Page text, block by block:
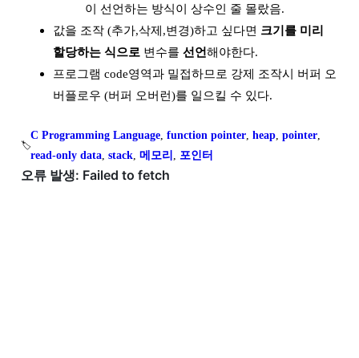
이 선언하는 방식이 상수인 줄 몰랐음.
값을 조작 (추가,삭제,변경)하고 싶다면 크기를 미리
할당하는 식으로 변수를 선언해야한다.
프로그램 code영역과 밀접하므로 강제 조작시 버퍼 오
버플로우 (버퍼 오버런)를 일으킬 수 있다.
🏷️
C Programming Language, function pointer, heap, pointer
read-only data, stack, 메모리 포인터